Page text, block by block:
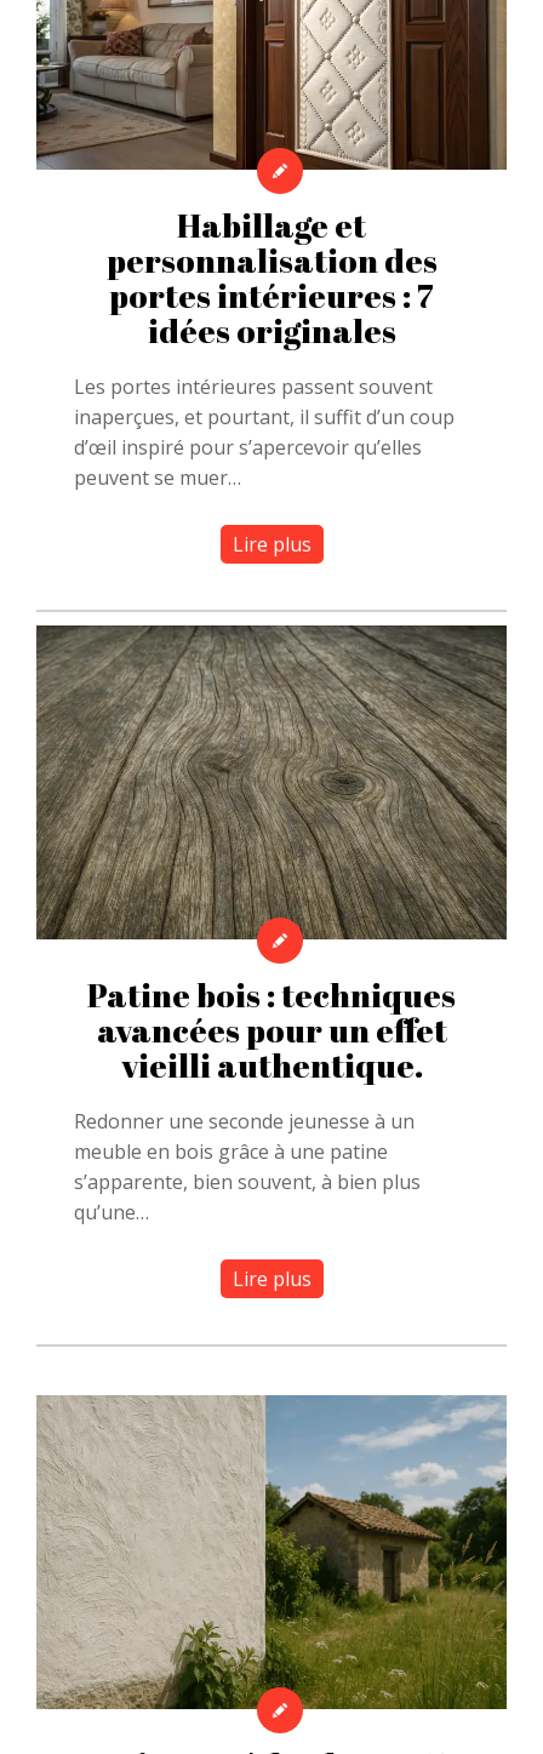
Habillage et
personnalisation des
portes intérieures : 7
idées originales
Les portes intérieures passent souvent
inaperçues, et pourtant, il suffit d’un coup
d’œil inspiré pour s’apercevoir qu’elles
peuvent se muer…
Lire plus
Patine bois : techniques
avancées pour un effet
vieilli authentique.
Redonner une seconde jeunesse à un
meuble en bois grâce à une patine
s’apparente, bien souvent, à bien plus
qu’une…
Lire plus